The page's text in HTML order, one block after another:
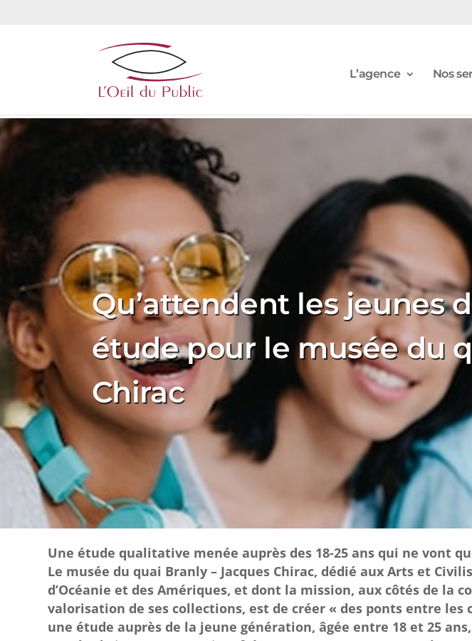
L’agence Nos
Qu’attendent les jeunes
étude pour le musée du
Chirac
Une étude qualitative menée auprès des 18-25 ans qui ne vont
Le musée du quai Branly – Jacques Chirac, dédié aux Arts et
d’Océanie et des Amériques, et dont la mission, aux côtés de la
valorisation de ses collections, est de créer « des ponts entre
une étude auprès de la jeune génération, âgée entre 18 et 25